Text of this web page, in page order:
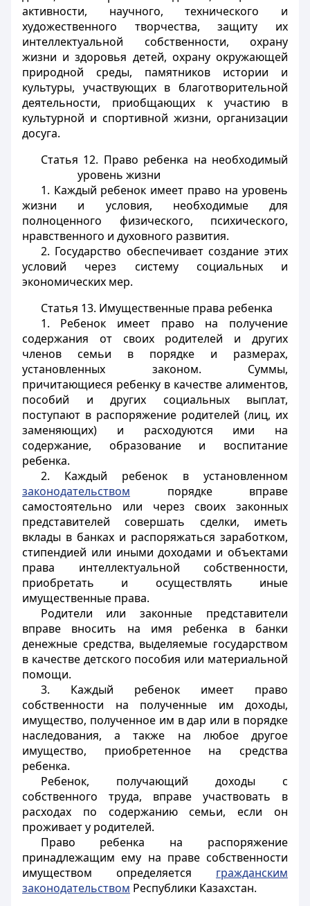
активности, научного, технического и
художественного творчества, защиту их
интеллектуальной собственности, охрану
жизни и здоровья детей, охрану окружающей
природной среды, памятников истории и
культуры, участвующих в благотворительной
деятельности, приобщающих к участию в
культурной и спортивной жизни, организации
досуга.
Статья 12. Право ребенка на необходимый
уровень жизни
1. Каждый ребенок имеет право на уровень
жизни и условия, необходимые для
полноценного физического, психического,
нравственного и духовного развития.
2. Государство обеспечивает создание этих
условий через систему социальных и
экономических мер.
Статья 13. Имущественные права ребенка
1. Ребенок имеет право на получение
содержания от своих родителей и других
членов семьи в порядке и размерах,
установленных законом. Суммы,
причитающиеся ребенку в качестве алиментов,
пособий и других социальных выплат,
поступают в распоряжение родителей (лиц, их
заменяющих) и расходуются ими на
содержание, образование и воспитание
ребенка.
2. Каждый ребенок в установленном
законодательством порядке вправе
самостоятельно или через своих законных
представителей совершать сделки, иметь
вклады в банках и распоряжаться заработком,
стипендией или иными доходами и объектами
права интеллектуальной собственности,
приобретать и осуществлять иные
имущественные права.
Родители или законные представители
вправе вносить на имя ребенка в банки
денежные средства, выделяемые государством
в качестве детского пособия или материальной
помощи.
3. Каждый ребенок имеет право
собственности на полученные им доходы,
имущество, полученное им в дар или в порядке
наследования, а также на любое другое
имущество, приобретенное на средства
ребенка.
Ребенок, получающий доходы с
собственного труда, вправе участвовать в
расходах по содержанию семьи, если он
проживает у родителей.
Право ребенка на распоряжение
принадлежащим ему на праве собственности
имуществом определяется гражданским
законодательством Республики Казахстан.